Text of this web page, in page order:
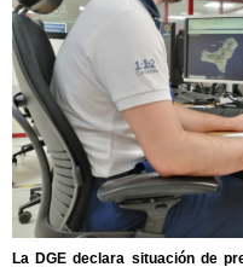
La DGE declara situación de